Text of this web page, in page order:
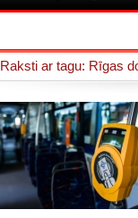
Raksti ar tagu: Rīgas